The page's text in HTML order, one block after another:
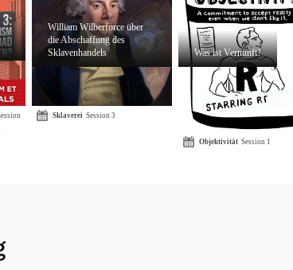
Sklaverei Session 3
William Wilberforce über
die Abschaffung des
Sklavenhandels
Objektivität Session 1
Was ist Vernunft?